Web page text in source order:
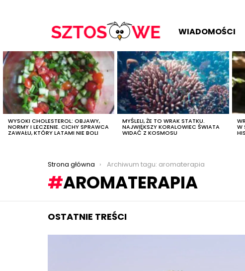
WIADOMOŚCI
OSTATNIE
TREŚCI
WYSOKI CHOLESTEROL: OBJAWY,
NORMY I LECZENIE. CICHY SPRAWCA
ZAWAŁU, KTÓRY LATAMI NIE BOLI
MYŚLELI, ŻE TO WRAK STATKU.
NAJWIĘKSZY KORALOWIEC ŚWIATA
WIDAĆ Z KOSMOSU
W
Jesteś tutaj:
Strona główna Archiwum tagu: aromaterapia
AROMATERAPIA
OSTATNIE TREŚCI